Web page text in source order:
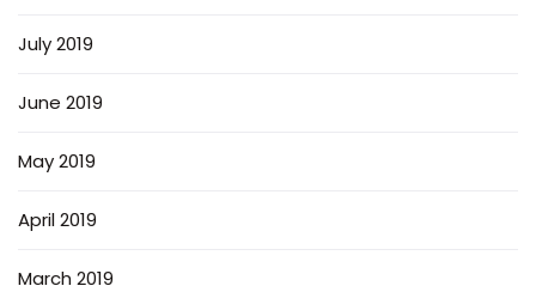
July 2019
June 2019
May 2019
April 2019
March 2019